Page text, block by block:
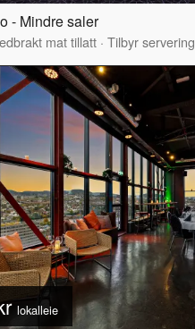
- Mindre saler
mat tillatt · Tilbyr servering
lokalleie